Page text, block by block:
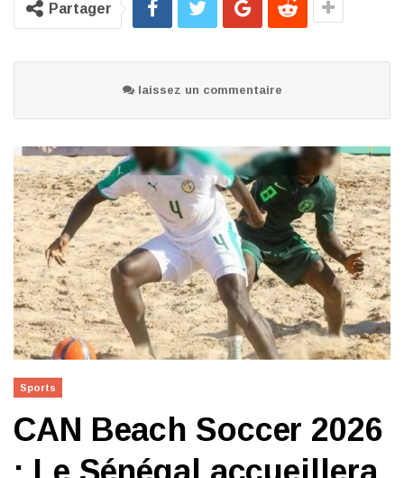
Partager
laissez un commentaire
Sports
CAN Beach Soccer 2026